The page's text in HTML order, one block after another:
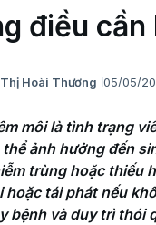
điều
Hoài Thương 05/05/
môi là tình trạng
thể ảnh hưởng đến
trùng hoặc thiếu
hoặc tái phát nếu
bệnh và duy trì thói